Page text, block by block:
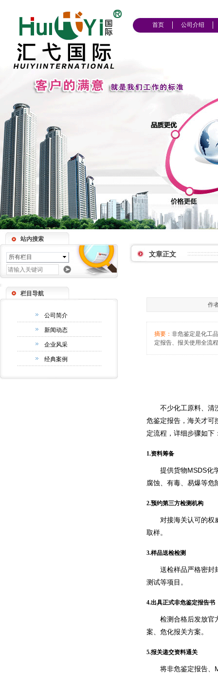
首页 公司介绍
站内搜索
所有栏目
栏目导航
公司简介
新闻动态
企业风采
经典案例
文章正文
作
摘要： 非危鉴定是化工
定报告、报关使用全流
不少化工原料、清
危鉴定报告，海关才可
定流程，详细步骤如下
1.资料筹备
提供货物MSDS化
腐蚀、有毒、易爆等危
2.预约第三方检测机构
对接海关认可的权
取样。
3.样品送检检测
送检样品严格密封
测试等项目。
4.出具正式非危鉴定报告书
检测合格后发放官
案、危化报关方案。
5.报关递交资料通关
将非危鉴定报告、